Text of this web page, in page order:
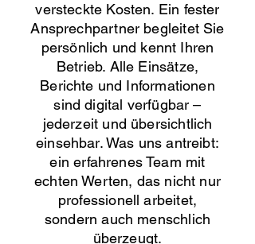
versteckte Kosten. Ein fester
Ansprechpartner begleitet Sie
persönlich und kennt Ihren
Betrieb. Alle Einsätze,
Berichte und Informationen
sind digital verfügbar –
jederzeit und übersichtlich
einsehbar. Was uns antreibt:
ein erfahrenes Team mit
echten Werten, das nicht nur
professionell arbeitet,
sondern auch menschlich
überzeugt.